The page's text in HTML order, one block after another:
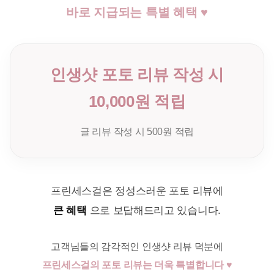
바로 지급되는 특별 혜택 ♥
인생샷 포토 리뷰 작성 시
10,000원 적립
글 리뷰 작성 시 500원 적립
프린세스걸은 정성스러운 포토 리뷰에
큰 혜택 으로 보답해드리고 있습니다.
고객님들의 감각적인 인생샷 리뷰 덕분에
프린세스걸의 포토 리뷰는 더욱 특별합니다 ♥